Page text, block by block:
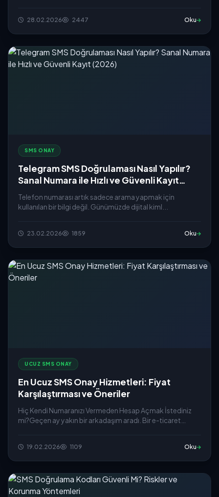
28.02.2026 2447 Oku
SMS ONAY
Telegram SMS Doğrulaması Nasıl Yapılır?
Sanal Numara ile Hızlı ve Güvenli Kayıt
(2026)
Telefon numarası artık sadece arama yapmak için
kullanılan bir bilgi değil. Günümüzde dijital kiml...
23.02.2026 1859 Oku
UCUZ SMS ONAY
En Ucuz SMS Onay Hizmetleri: Fiyat
Karşılaştırması ve Öneriler
Hiç Kendi Numaranızı Vermeden Hesap Açmak İstediniz
mi?Geçen ay yakın bir arkadaşım aradı. Bir e-ticaret
19.02.2026 1109 Oku